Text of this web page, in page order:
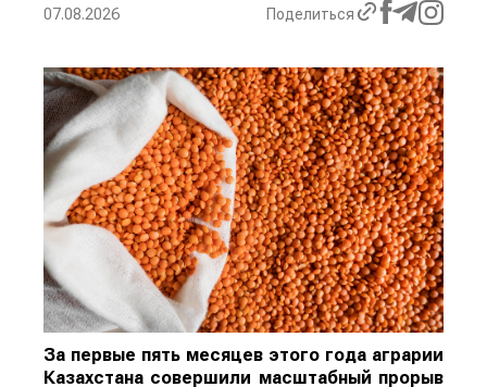
07.08.2026 Поделиться
За первые пять месяцев этого года аграрии
Казахстана совершили масштабный прорыв